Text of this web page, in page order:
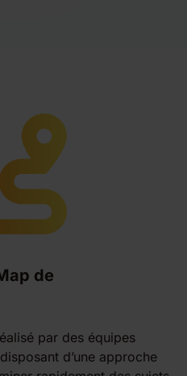
de
par des équipes
d’une approche